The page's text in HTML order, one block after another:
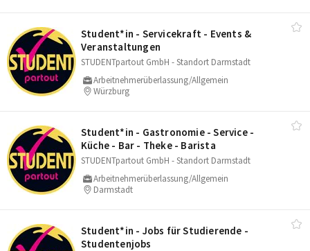
Student*in - Servicekraft - Events &
Veranstaltungen
STUDENTpartout GmbH - Standort Darmstadt
Arbeitnehmerüberlassung/Allgemein
Würzburg
Student*in - Gastronomie - Service -
Küche - Bar - Theke - Barista
STUDENTpartout GmbH - Standort Darmstadt
Arbeitnehmerüberlassung/Allgemein
Darmstadt
Student*in - Jobs für Studierende -
Studentenjobs